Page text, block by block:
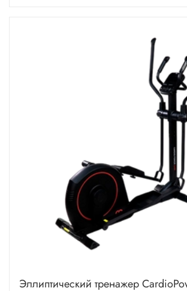
Эллиптический тренажер